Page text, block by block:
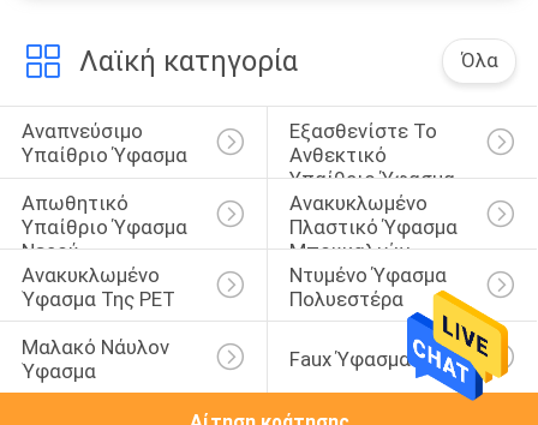
Λαϊκή κατηγορία Όλα
Αναπνεύσιμο
Υπαίθριο Ύφασμα
Εξασθενίστε Το
Ανθεκτικό
Υπαίθριο Ύφασμα
Απωθητικό
Υπαίθριο Ύφασμα
Νερού
Ανακυκλωμένο
Πλαστικό Ύφασμα
Μπουκαλιών
Ανακυκλωμένο
Ύφασμα Της PET
Ντυμένο Ύφασμα
Πολυεστέρα
Μαλακό Νάυλον
Ύφασμα
Faux Ύφασμα Σουέτ